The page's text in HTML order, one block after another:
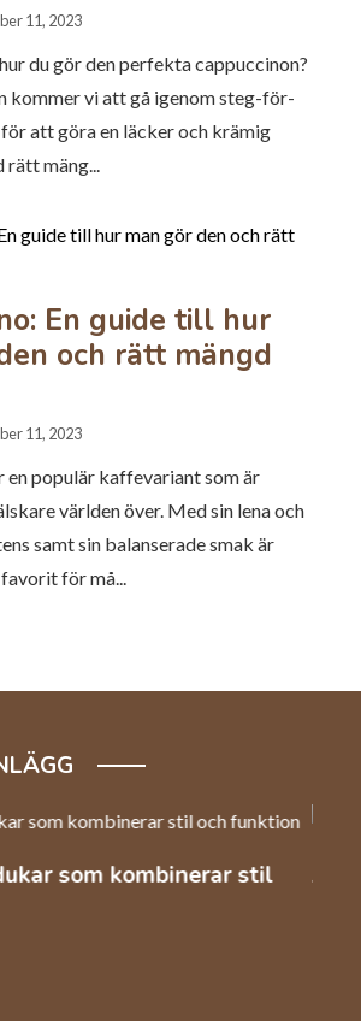
11, 2023
du gör den perfekta cappuccinon?
kommer vi att gå igenom steg-för-
att göra en läcker och krämig
rätt mäng...
En guide till hur
och rätt mängd
11, 2023
en populär kaffevariant som är
världen över. Med sin lena och
samt sin balanserade smak är
för må...
arbetskraft inom